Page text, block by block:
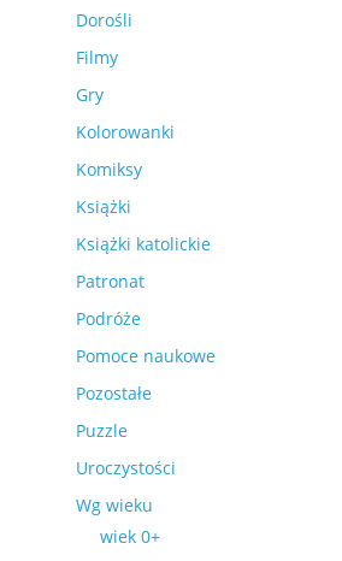
Dorośli
Filmy
Gry
Kolorowanki
Komiksy
Książki
Książki katolickie
Patronat
Podróże
Pomoce naukowe
Pozostałe
Puzzle
Uroczystości
Wg wieku
wiek 0+